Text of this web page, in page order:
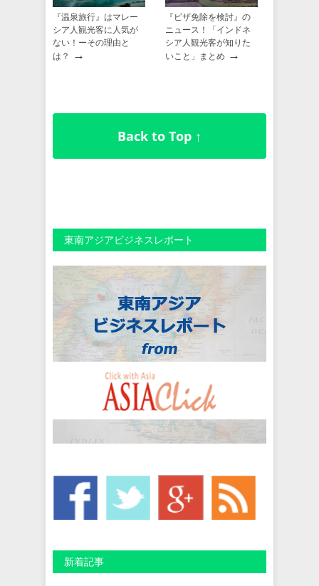
『温泉旅行』はマレー
シア人観光客に人気が
ない！ーその理由と
は？ →
『ビザ免除を検討』の
ニュース！「インドネ
シア人観光客が知りた
いこと」まとめ →
Back to Top ↑
東南アジアビジネスレポート
新着記事